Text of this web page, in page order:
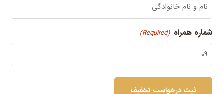
شماره همراه (Required)